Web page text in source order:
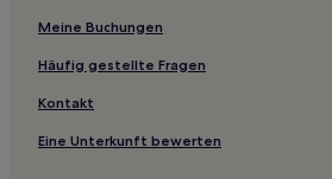
Meine Buchungen
Häufig gestellte Fragen
Kontakt
Eine Unterkunft bewerten